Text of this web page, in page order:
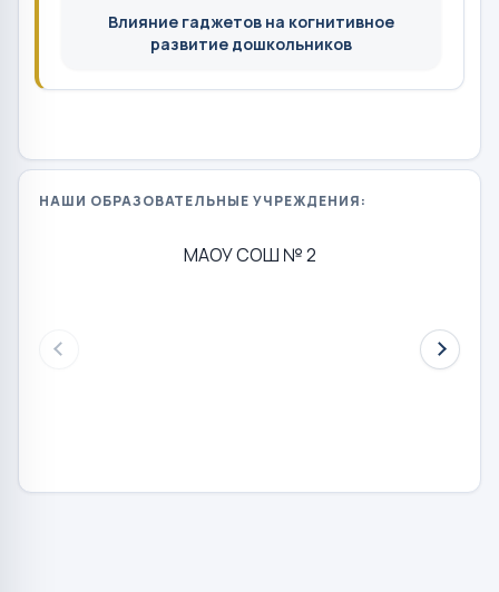
Влияние гаджетов на когнитивное
развитие дошкольников
НАШИ ОБРАЗОВАТЕЛЬНЫЕ УЧРЕЖДЕНИЯ:
МАОУ СОШ № 2